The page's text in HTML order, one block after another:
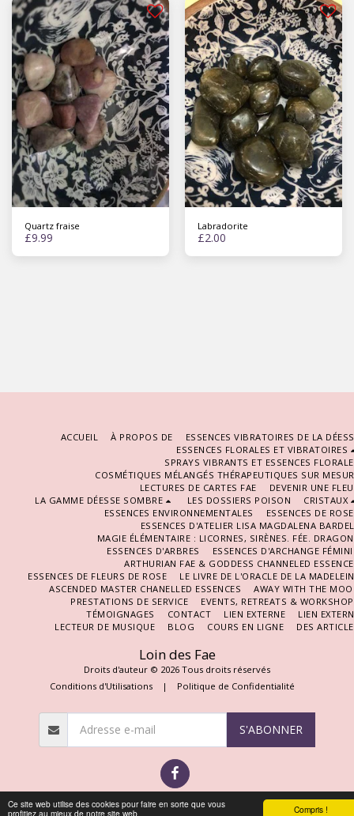
Compris !
Ce site web utilise des cookies pour faire en sorte que vous
profitiez au mieux de notre site web.
Quartz fraise
£9.99
Labradorite
£2.00
Loin des Fae
Droits d'auteur © 2026 Tous droits réservés
Conditions d'Utilisations | Politique de Confidentialité
ACCUEIL À PROPOS DE
ESSENCES VIBRATOIRES DE LA
ESSENCES FLORALES ET VIBRATOIRES
SPRAYS VIBRANTS ET ESSENCES
COSMÉTIQUES MÉLANGÉS THÉRAPEUTIQUES SUR
LECTURES DE CARTES FAE
DEVENIR UNE
LA GAMME DÉESSE SOMBRE
LES DOSSIERS POISON
CRISTAUX
ESSENCES ENVIRONNEMENTALES
ESSENCES DE
ESSENCES D'ATELIER LISA MAGDALENA
MAGIE ÉLÉMENTAIRE : LICORNES, SIRÈNES. FÉE.
ESSENCES D'ARBRES
ESSENCES D'ARCHANGE
ARTHURIAN FAE & GODDESS CHANNELED
ESSENCES DE FLEURS DE ROSE
LE LIVRE DE L'ORACLE DE LA
ASCENDED MASTER CHANELLED ESSENCES
AWAY WITH THE
PRESTATIONS DE SERVICE
EVENTS, RETREATS &
TÉMOIGNAGES
CONTACT LIEN EXTERNE
LIEN
LECTEUR DE MUSIQUE
BLOG COURS EN LIGNE DES
S'ABONNER